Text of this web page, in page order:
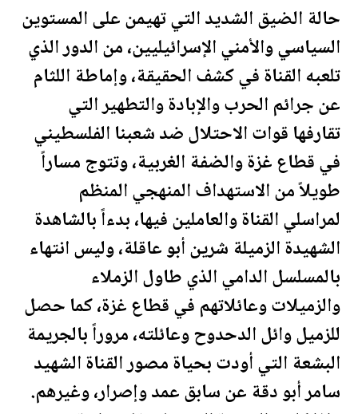
حالة الضيق الشديد التي تهيمن على المستوين
السياسي والأمني الإسرائيليين، من الدور الذي
تلعبه القناة في كشف الحقيقة، وإماطة اللثام
عن جرائم الحرب والإبادة والتطهير التي
تقارفها قوات الاحتلال ضد شعبنا الفلسطيني
في قطاع غزة والضفة الغربية، وتتوج مساراً
طويلاً من الاستهداف المنهجي المنظم
لمراسلي القناة والعاملين فيها، بدءاً بالشاهدة
الشهيدة الزميلة شرين أبو عاقلة، وليس انتهاء
بالمسلسل الدامي الذي طاول الزملاء
والزميلات وعائلاتهم في قطاع غزة، كما حصل
للزميل وائل الدحدوح وعائلته، مروراً بالجريمة
البشعة التي أودت بحياة مصور القناة الشهيد
سامر أبو دقة عن سابق عمد وإصرار، وغيرهم.